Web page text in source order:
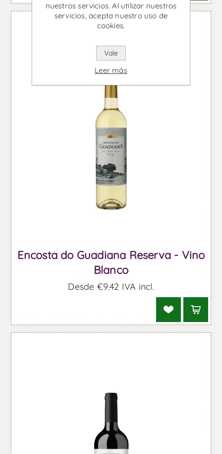
Encosta do Guadiana Reserva - Vino
Blanco
Desde €9,42 IVA incl.
nuestros servicios. Al utilizar nuestros
servicios, acepta nuestro uso de
cookies.
Vale
Leer más